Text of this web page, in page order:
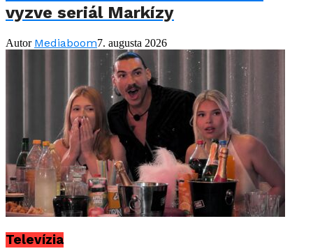
vyzve seriál Markízy
Autor Mediaboom7. augusta 2026
Televízia